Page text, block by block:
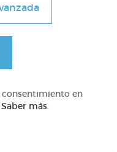
DOCS (2)
consentimiento en
Saber más.